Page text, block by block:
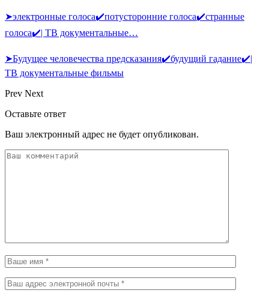
➤электронные голоса✔️потусторонние голоса✔️странные
голоса✔️| ТВ документальные…
➤Будущее человечества предсказания✔️будущий гадание✔️|
ТВ документальные фильмы
Prev Next
Оставьте ответ
Ваш электронный адрес не будет опубликован.